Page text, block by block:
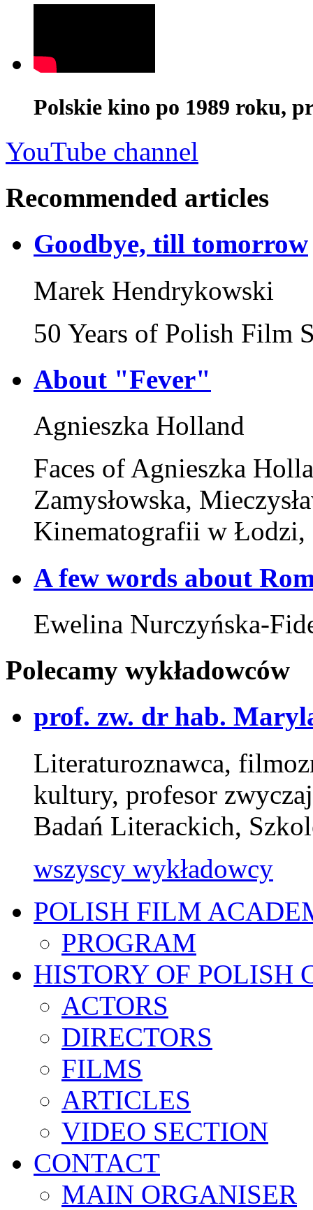
Polskie kino po 1989 roku,
YouTube channel
Recommended articles
Goodbye, till tomorrow
Marek Hendrykowski
50 Years of Polish Film
About "Fever"
Agnieszka Holland
Faces of Agnieszka
Zamysłowska,
Kinematografii w Łodzi,
A few words about
Ewelina Nurczyńska-
Polecamy wykładowców
prof. zw. dr hab.
Literaturoznawca,
kultury, profesor
Badań Literackich,
wszyscy wykładowcy
POLISH FILM
PROGRAM
HISTORY OF POLISH
ACTORS
DIRECTORS
FILMS
ARTICLES
VIDEO SECTION
CONTACT
MAIN ORGANISER